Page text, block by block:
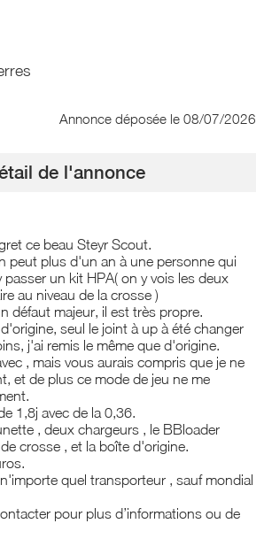
Annonce déposée le 08/07/2026
de l'annonce
ce beau Steyr Scout.
peut plus d'un an à une personne qui
passer un kit HPA( on y vois les deux
au niveau de la crosse )
défaut majeur, il est très propre.
seul le joint à up à été changer
j'ai remis le même que d'origine.
, mais vous aurais compris que je ne
et de plus ce mode de jeu ne me
1,8j avec de la 0,36.
, deux chargeurs , le BBloader
crosse , et la boîte d'origine.
quel transporteur , sauf mondial
pour plus d’informations ou de